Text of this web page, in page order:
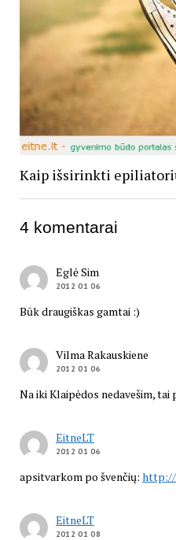
Kaip išsirinkti
4 komentarai
Eglė Sim
2012 01 06
Būk draugiškas gamtai :)
Vilma Rakauskiene
2012 01 06
Na iki Klaipėdos nedavešim,
EitneLT
2012 01 06
apsitvarkom po švenčių: http://
EitneLT
2012 01 08